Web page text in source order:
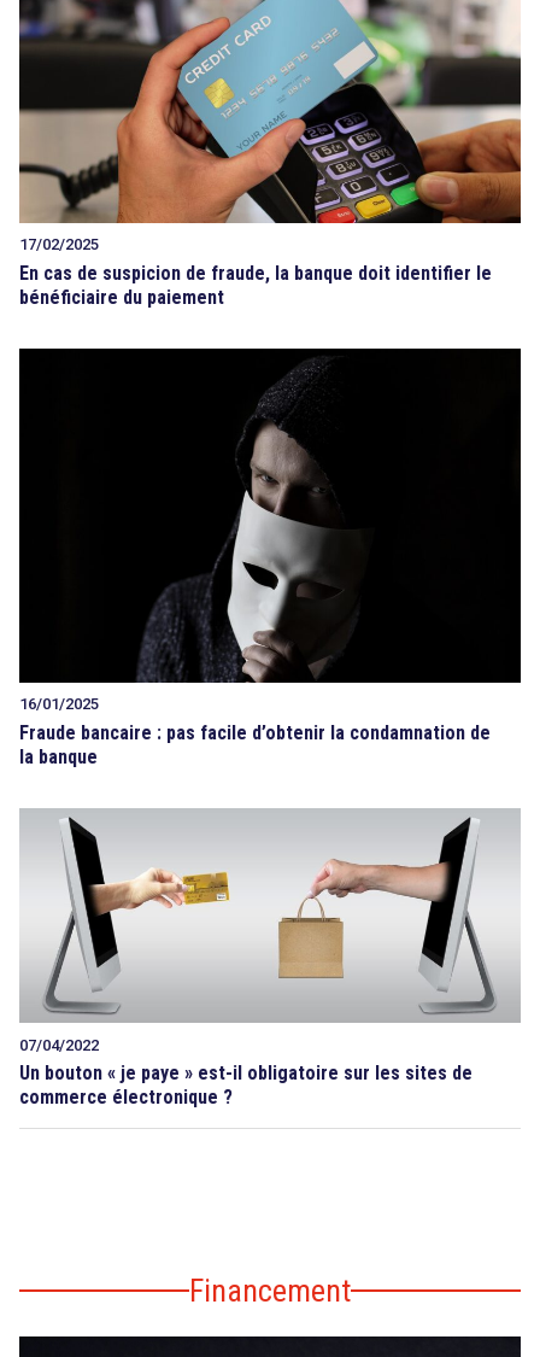
17/02/2025
En cas de suspicion de fraude, la banque doit identifier le
bénéficiaire du paiement
16/01/2025
Fraude bancaire : pas facile d’obtenir la condamnation de
la banque
07/04/2022
Un bouton « je paye » est-il obligatoire sur les sites de
commerce électronique ?
Financement